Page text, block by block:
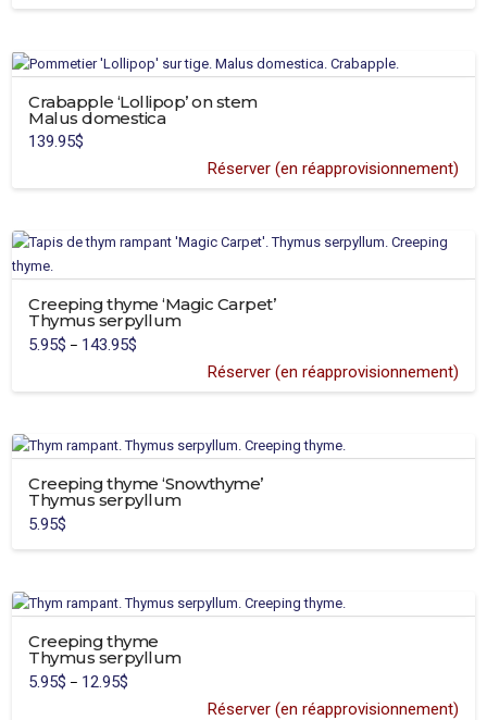
be
on
product
page
Crabapple ‘Lollipop’ on stem
Malus domestica
139.95$
Réserver (en réapprovisionnement)
Creeping thyme ‘Magic Carpet’
Thymus serpyllum
5.95$ – 143.95$
143.95$
Réserver (en réapprovisionnement)
Creeping thyme ‘Snowthyme’
Thymus serpyllum
5.95$
Creeping thyme
Thymus serpyllum
5.95$ – 12.95$
Réserver (en réapprovisionnement)